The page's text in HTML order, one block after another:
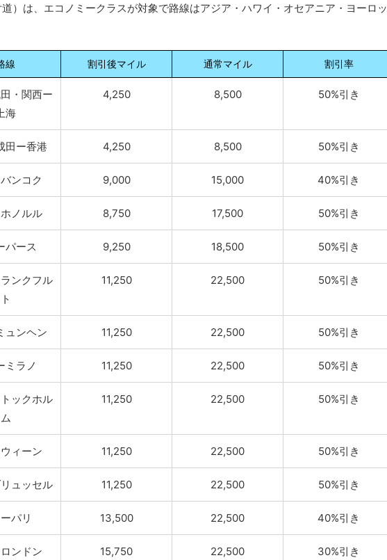
）は、エコノミークラスが対象で路線はアジア・ハワイ・オセアニア・ヨーロッ
線 割引後マイル 通常マイル 割引率
・関西ー
上海
4,250 8,500 50%引き
田ー香港 4,250 8,500 50%引き
ンコク 9,000 15,000 40%引き
ノルル 8,750 17,500 50%引き
パース 9,250 18,500 50%引き
ンクフル
ト
11,250 22,500 50%引き
ュンヘン 11,250 22,500 50%引き
ミラノ 11,250 22,500 50%引き
ックホル
ム
11,250 22,500 50%引き
ィーン 11,250 22,500 50%引き
ュッセル 11,250 22,500 50%引き
パリ 13,500 22,500 40%引き
ンドン 15,750 22,500 30%引き